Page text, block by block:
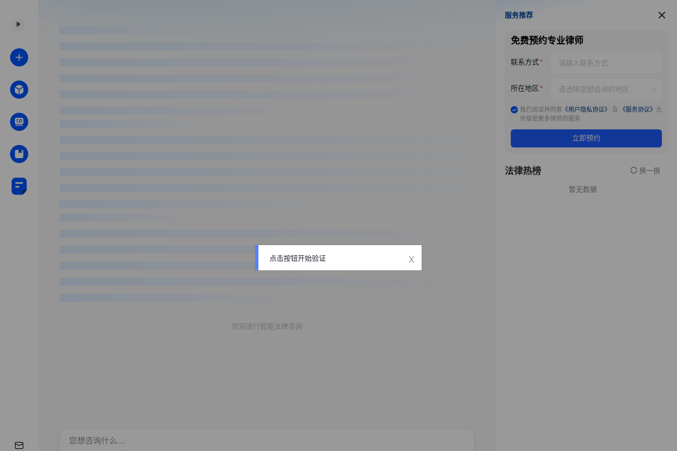
欢迎进行智能法律咨询
服务推荐
服务推荐
免费预约专业律师
联系方式
所在地区
我已阅读并同意 《用户隐私协议》 及 《服务协议》 允
许接受更多律师的服务
立即预约
法律热榜 换一换
暂无数据
点击按钮开始验证 x